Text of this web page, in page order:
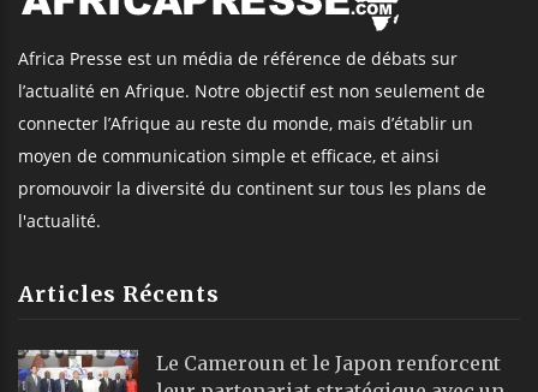
Africa Presse est un média de référence de débats sur
l’actualité en Afrique. Notre objectif est non seulement de
connecter l’Afrique au reste du monde, mais d’établir un
moyen de communication simple et efficace, et ainsi
promouvoir la diversité du continent sur tous les plans de
l'actualité.
Articles Récents
Le Cameroun et le Japon renforcent